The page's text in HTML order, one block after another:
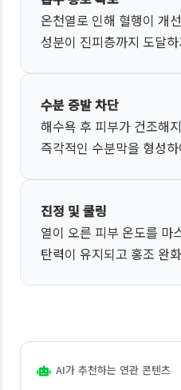
온천열로 인해 혈행이 개
성분이 진피층까지 도달
수분 증발 차단
해수욕 후 피부가 건조해
즉각적인 수분막을 형성
진정 및 쿨링
열이 오른 피부 온도를 마
탄력이 유지되고 홍조 완
AI가 추천하는 연관 콘텐츠